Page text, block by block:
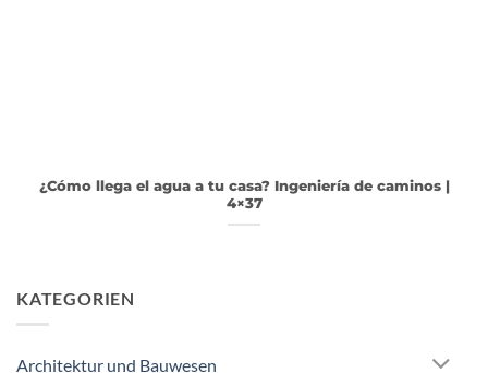
¿Cómo llega el agua a tu casa? Ingeniería de caminos |
4×37
KATEGORIEN
Architektur und Bauwesen